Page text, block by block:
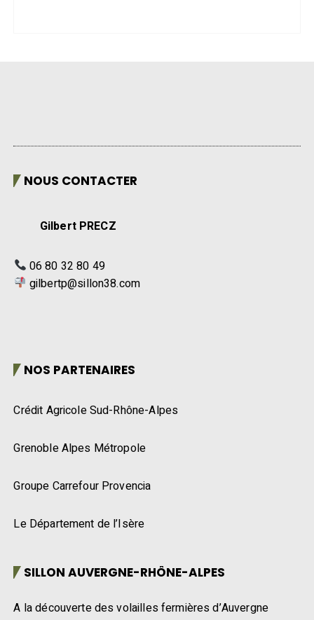
NOUS CONTACTER
Gilbert PRECZ
06 80 32 80 49
gilbertp@sillon38.com
NOS PARTENAIRES
Crédit Agricole Sud-Rhône-Alpes
Grenoble Alpes Métropole
Groupe Carrefour Provencia
Le Département de l’Isère
SILLON AUVERGNE-RHÔNE-ALPES
A la découverte des volailles fermières d’Auvergne